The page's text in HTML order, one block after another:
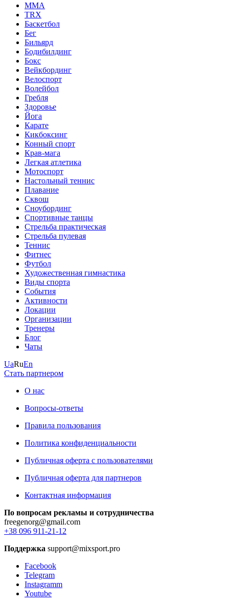
MMA
TRX
Баскетбол
Бег
Бильярд
Бодибилдинг
Бокс
Вейкбординг
Велоспорт
Волейбол
Гребля
Здоровье
Йога
Карате
Кикбоксинг
Конный спорт
Крав-мага
Легкая атлетика
Мотоспорт
Настольный теннис
Плавание
Сквош
Сноубординг
Спортивные танцы
Стрельба практическая
Стрельба пулевая
Теннис
Фитнес
Футбол
Художественная гимнастика
Виды спорта
События
Активности
Локации
Организации
Тренеры
Блог
Чаты
UaRuEn
Стать партнером
О нас
Вопросы-ответы
Правила пользования
Политика конфиденциальности
Публичная оферта с пользователями
Публичная оферта для партнеров
Контактная информация
По вопросам рекламы и сотрудничества
freegenorg@gmail.com
+38 096 911-21-12
Поддержка support@mixsport.pro
Facebook
Telegram
Instagramm
Youtube